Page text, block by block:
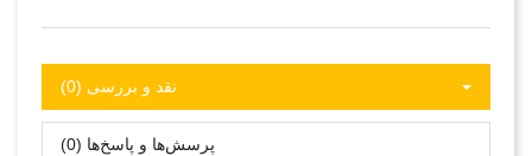
نقد و بررسی‌‌ (0)
پرسش‌ها و پاسخ‌ها (0)